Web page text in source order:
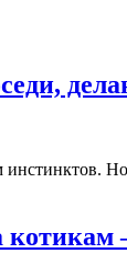
инстинктов.